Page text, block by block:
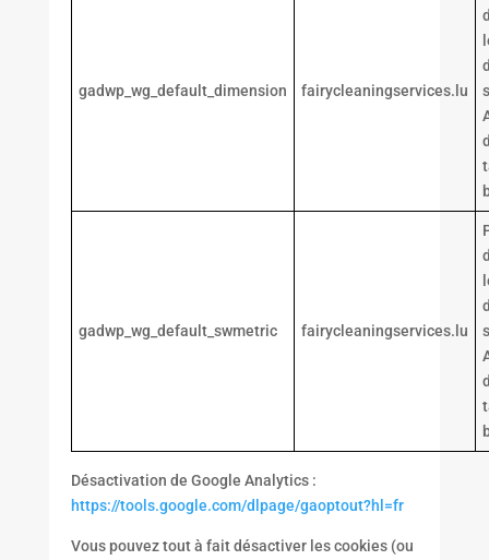
gadwp_wg_default_dimension fairycleaningservices.lu
gadwp_wg_default_swmetric fairycleaningservices.lu
Désactivation de Google Analytics :
https://tools.google.com/dlpage/gaoptout?hl=fr
Vous pouvez tout à fait désactiver les cookies (ou